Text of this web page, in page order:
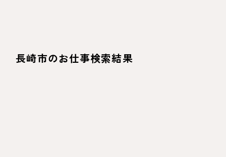
長崎市のお仕事検索結果